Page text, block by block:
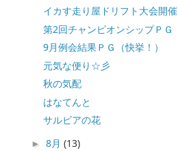
イカす走り屋ドリフト大会開催
第2回チャンピオンシップＰＧ
9月例会結果ＰＧ（快挙！）
元気な便り☆彡
秋の気配
はなてんと
サルビアの花
►8月(13)